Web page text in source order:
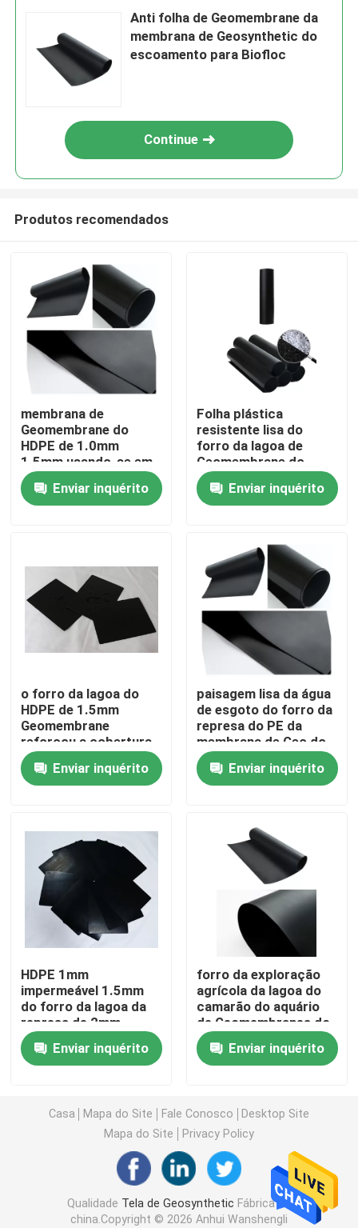
Casa
Produtos
vídeos
Excursão da fábrica
Peça umas citações
Tela de Geosynthetic
Grade do reforço de Geosynthetic
HDPE Geocell
Geotêxtil não tecido do filamento
HDPE Geogrid Uniaxial
O HDPE Textured Geomembrane
Placa plástica da drenagem
Geosynthetic Clay Liner
Anti folha de Geomembrane da
membrana de Geosynthetic do
escoamento para Biofloc
Continue
Produtos recomendados
membrana de
Geomembrane do
HDPE de 1.0mm
1.5mm usando-se em
atar a prevenção do
escoamento
Enviar inquérito
Folha plástica
resistente lisa do
forro da lagoa de
Geomembrane do
HDPE para a
mineraçãoEnviar inquérito
o forro da lagoa do
HDPE de 1.5mm
Geomembrane
reforçou a cobertura
plástica de polietileno
Enviar inquérito
paisagem lisa da água
de esgoto do forro da
represa do PE da
membrana de Geo do
HDPE de 2mm
Enviar inquérito
HDPE 1mm
impermeável 1.5mm
do forro da lagoa da
represa de 2mm
Geomembrane
Enviar inquérito
forro da exploração
agrícola da lagoa do
camarão do aquário
de Geomembranes do
forro da lagoa da
cultura aquática de
0.3mm 0.5mm
Enviar inquérito
Casa Mapa do Site Fale Conosco
Desktop Site
Mapa do Site
Privacy Policy
Qualidade Tela de Geosynthetic Fábrica da
china.Copyright © 2026 Anhui Wanshengli